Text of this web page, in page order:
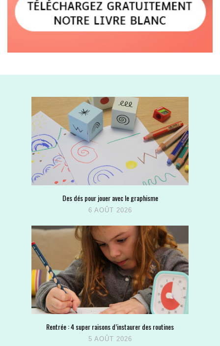
Des dés pour jouer avec le graphisme
6 AOÛT 2026
Rentrée : 4 super raisons d’instaurer des routines
5 AOÛT 2026